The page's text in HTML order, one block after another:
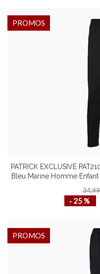
PATRICK EXCLUSIVE
Bleu Marine Homme
‐ 25 %
PROMOS
PROMOS